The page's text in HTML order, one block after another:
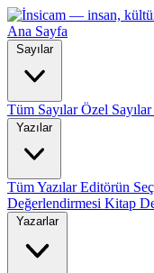
Ana Sayfa
Sayılar
Tüm SayılarÖzel Sayılar
Yazılar
Tüm YazılarEditörün
Değerlendirmesi Kitap
Yazarlar